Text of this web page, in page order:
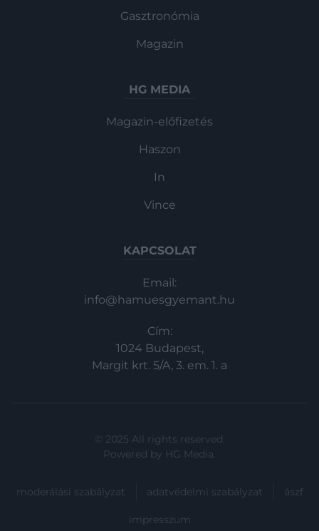
Gasztronómia
Magazin
HG MEDIA
Magazin-előfizetés
Haszon
In
Vince
KAPCSOLAT
Email:
info@hamuesgyemant.hu
Cím:
1024 Budapest,
Margit krt. 5/A, 3. em. 1. a
© 2025 All rights reserved.
Powered by HG Media.
moderálási szabályzat adatvédelmi szabályzat ászf
impresszum